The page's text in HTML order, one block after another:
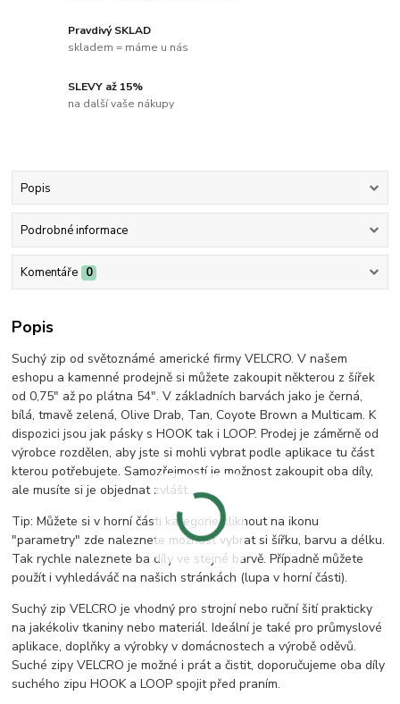
Pravdivý SKLAD
skladem = máme u nás
SLEVY až 15%
na další vaše nákupy
Popis
Podrobné informace
Komentáře 0
Popis
Suchý zip od světoznámé americké firmy VELCRO. V našem
eshopu a kamenné prodejně si můžete zakoupit některou z šířek
od 0,75" až po plátna 54". V základních barvách jako je černá,
bílá, tmavě zelená, Olive Drab, Tan, Coyote Brown a Multicam. K
dispozici jsou jak pásky s HOOK tak i LOOP. Prodej je záměrně od
výrobce rozdělen, aby jste si mohli vybrat podle aplikace tu část
kterou potřebujete. Samozřejmostí je možnost zakoupit oba díly,
ale musíte si je objednat zvlášt.
Tip: Můžete si v horní části kategorie kliknout na ikonu
"parametry" zde naleznete možnost vybrat si šířku, barvu a délku.
Tak rychle naleznete ba díly ve stejné barvě. Případně můžete
použít i vyhledáváč na našich stránkách (lupa v horní části).
Suchý zip VELCRO je vhodný pro strojní nebo ruční šití prakticky
na jakékoliv tkaniny nebo materiál. Ideální je také pro průmyslové
aplikace, doplňky a výrobky v domácnostech a výrobě oděvů.
Suché zipy VELCRO je možné i prát a čistit, doporučujeme oba díly
suchého zipu HOOK a LOOP spojit před praním.